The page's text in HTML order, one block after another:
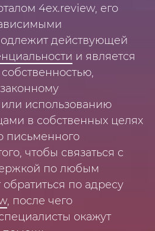
4ex.review, его
действующей
и является
использованию
в собственных целях
письменного
чтобы связаться с
по любым
по адресу
, после чего
окажут